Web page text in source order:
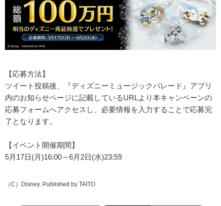
【応募方法】
ツイート投稿後、『ディズニーミュージックパレード』アプリ
内のお知らせページに記載しているURLより本キャンペーンの
応募フォームへアクセスし、必要情報を入力することで応募完
了となります。
【イベント開催期間】
5月17日(月)16:00～6月2日(水)23:59
（C）Disney. Published by TAITO